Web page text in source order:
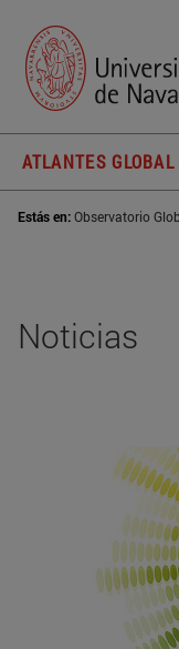
ATLANTES
Estás en:Observatorio
Noticias